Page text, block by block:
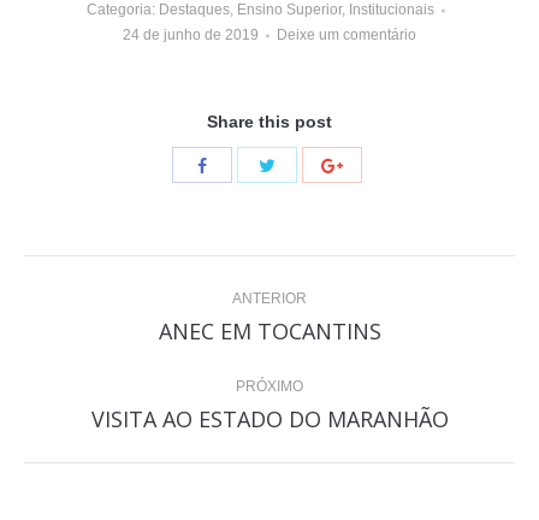
Categoria: Destaques, Ensino Superior, Institucionais
24 de junho de 2019
Deixe um comentário
Share this post
NavegaçãoANTERIOR
Post
ANEC EM TOCANTINS
PRÓXIMO
Próximo
VISITA AO ESTADO DO MARANHÃO